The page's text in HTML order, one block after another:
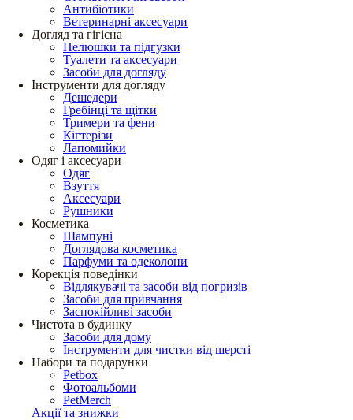
Антибіотики
Ветеринарні аксесуари
Догляд та гігієна
Пелюшки та підгузки
Туалети та аксесуари
Засоби для догляду
Інструменти для догляду
Дешедери
Гребінці та щітки
Тримери та фени
Кігтерізи
Лапомийки
Одяг і аксесуари
Одяг
Взуття
Аксесуари
Рушники
Косметика
Шампуні
Доглядова косметика
Парфуми та одеколони
Корекція поведінки
Відлякувачі та засоби від погризів
Засоби для привчання
Заспокійливі засоби
Чистота в будинку
Засоби для дому
Інструменти для чистки від шерсті
Набори та подарунки
Petbox
Фотоальбоми
PetMerch
Акції та знижки